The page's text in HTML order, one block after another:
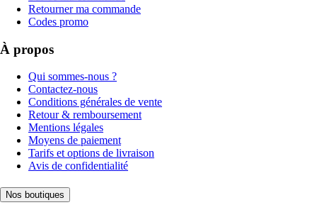
Retourner ma commande
Codes promo
À propos
Qui sommes-nous ?
Contactez-nous
Conditions générales de vente
Retour & remboursement
Mentions légales
Moyens de paiement
Tarifs et options de livraison
Avis de confidentialité
Nos boutiques